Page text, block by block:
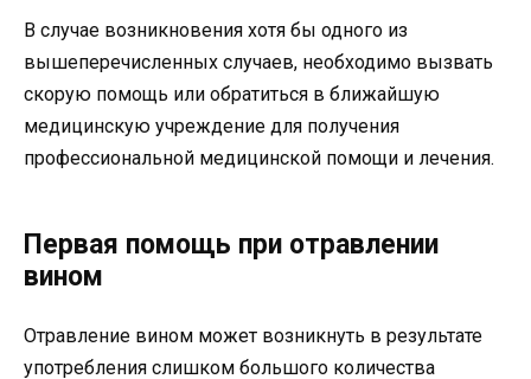
В случае возникновения хотя бы одного из
вышеперечисленных случаев, необходимо вызвать
скорую помощь или обратиться в ближайшую
медицинскую учреждение для получения
профессиональной медицинской помощи и лечения.
Первая помощь при отравлении
вином
Отравление вином может возникнуть в результате
употребления слишком большого количества